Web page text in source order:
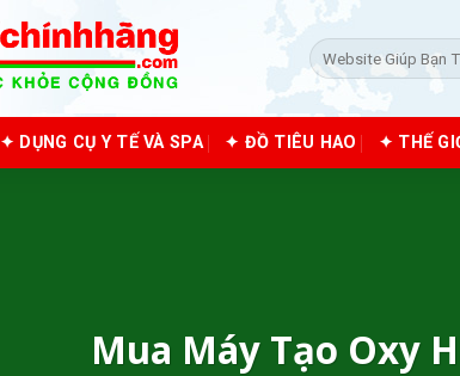
Tìm
kiếm:
✦ DỤNG CỤ Y TẾ VÀ SPA ✦ ĐỒ TIÊU HAO ✦ THẾ
Mua Máy Tạo Oxy